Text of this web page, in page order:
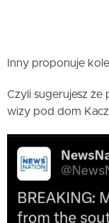
Inny proponuje
Czyli sugerujesz
wizy pod dom